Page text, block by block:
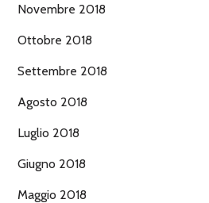
Novembre 2018
Ottobre 2018
Settembre 2018
Agosto 2018
Luglio 2018
Giugno 2018
Maggio 2018